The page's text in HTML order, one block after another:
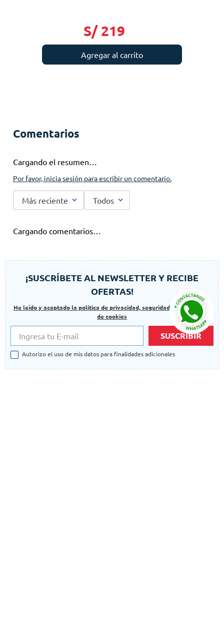
S/ 219
Agregar al carrito
Comentarios
Cargando el resumen…
Por favor, inicia sesión para escribir un comentario.
Más reciente Todos
Cargando comentarios…
¡SUSCRÍBETE AL NEWSLETTER Y RECIBE
OFERTAS!
He leído y aceptado la politica de privacidad, seguridad y las politicas
de cookies
SUSCRIBIR
Autorizo el uso de mis datos para finalidades adicionales